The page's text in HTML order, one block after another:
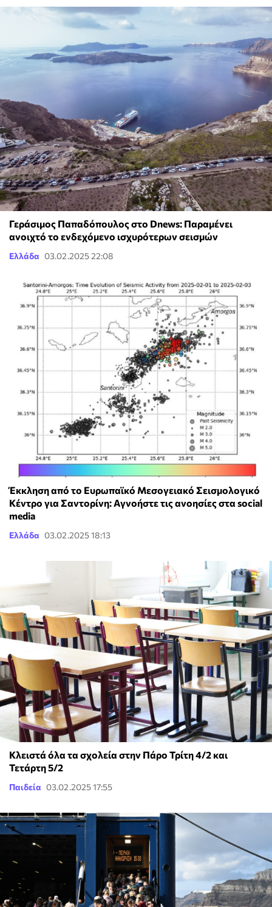
Γεράσιμος Παπαδόπουλος στο Dnews: Παραμένει
ανοιχτό το ενδεχόμενο ισχυρότερων σεισμών
Ελλάδα 03.02.2025 22:08
Έκκληση από το Ευρωπαϊκό Μεσογειακό Σεισμολογικό
Κέντρο για Σαντορίνη: Αγνοήστε τις ανοησίες στα social
media
Ελλάδα 03.02.2025 18:13
Κλειστά όλα τα σχολεία στην Πάρο Τρίτη 4/2 και
Τετάρτη 5/2
Παιδεία 03.02.2025 17:55